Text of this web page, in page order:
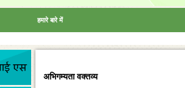
हमारे बारे में
अभिगम्यता वक्तव्य